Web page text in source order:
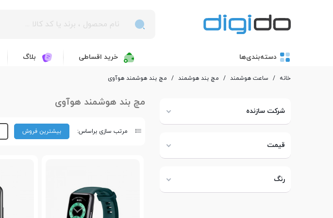
دسته‌بندی‌ها خرید اقساطی بلاگ
خانه / ساعت هوشمند / مچ بند هوشمند / مچ بند هوشمند هوآوی
شرکت سازنده
قیمت
رنگ
مچ بند هوشمند هوآوی
مرتب سازی براساس: بیشترین فروش